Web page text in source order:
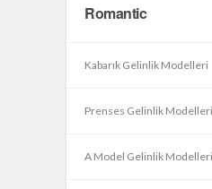
Romantic
Kabarık Gelinlik Modelleri
Prenses Gelinlik Modelleri
A Model Gelinlik Modelleri